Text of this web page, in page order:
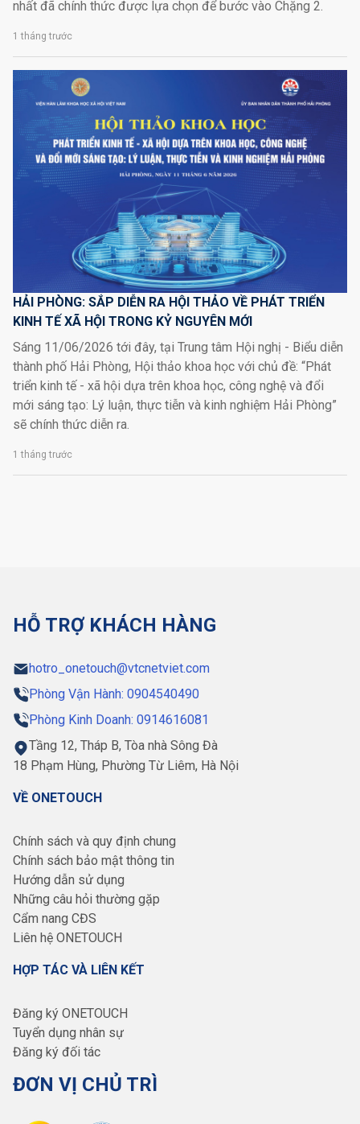
nhất đã chính thức được lựa chọn để bước vào Chặng 2.
1 tháng trước
HẢI PHÒNG: SẮP DIỄN RA HỘI THẢO VỀ PHÁT TRIỂN
KINH TẾ XÃ HỘI TRONG KỶ NGUYÊN MỚI
Sáng 11/06/2026 tới đây, tại Trung tâm Hội nghị - Biểu diễn
thành phố Hải Phòng, Hội thảo khoa học với chủ đề: “Phát
triển kinh tế - xã hội dựa trên khoa học, công nghệ và đổi
mới sáng tạo: Lý luận, thực tiễn và kinh nghiệm Hải Phòng”
sẽ chính thức diễn ra.
1 tháng trước
HỖ TRỢ KHÁCH HÀNG
hotro_onetouch@vtcnetviet.com
Phòng Vận Hành: 0904540490
Phòng Kinh Doanh: 0914616081
Tầng 12, Tháp B, Tòa nhà Sông Đà
18 Phạm Hùng, Phường Từ Liêm, Hà Nội
VỀ ONETOUCH
Chính sách và quy định chung
Chính sách bảo mật thông tin
Hướng dẫn sử dụng
Những câu hỏi thường gặp
Cẩm nang CĐS
Liên hệ ONETOUCH
HỢP TÁC VÀ LIÊN KẾT
Đăng ký ONETOUCH
Tuyển dụng nhân sự
Đăng ký đối tác
ĐƠN VỊ CHỦ TRÌ